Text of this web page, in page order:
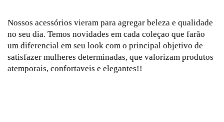
Nossos acessórios vieram para agregar beleza e qualidade
no seu dia. Temos novidades em cada coleçao que farão
um diferencial em seu look com o principal objetivo de
satisfazer mulheres determinadas, que valorizam produtos
atemporais, confortaveis e elegantes!!